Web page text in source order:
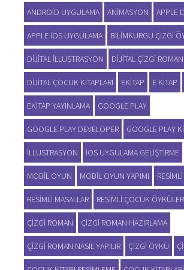
ANDROID UYGULAMA ANIMASYON APPLE
APPLE IOS UYGULAMA BILIMKURGU ÇIZGI
DIJITAL ILLUSTRASYON DIJITAL ÇIZGI ROMAN
DIJITAL ÇOCUK KITAPLARI EKITAP E KITAP
EKITAP YAYINLAMA GOOGLE PLAY
GOOGLE PLAY DEVELOPER GOOGLE PLAY
ILLUSTRASYON IOS UYGULAMA GELIŞTIRME
MOBIL OYUN MOBIL OYUN YAPIMI
RESIMLI MASALLAR RESIMLI ÇOCUK
ÇIZGI ROMAN ÇIZGI ROMAN HAZIRLAMA
ÇIZGI ROMAN NASIL YAPILIR ÇIZGI ÖYKÜ